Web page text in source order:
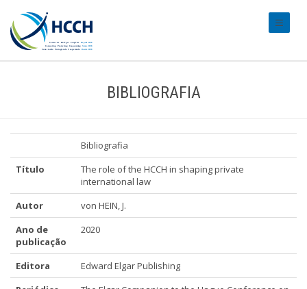
BIBLIOGRAFIA
Bibliografia
Título
The role of the HCCH in shaping private
international law
Autor
von HEIN, J.
Ano de
publicação
2020
Editora
Edward Elgar Publishing